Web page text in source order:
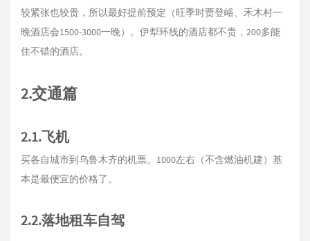
较紧张也较贵，所以最好提前预定（旺季时贾登峪、禾木村一
晚酒店会1500-3000一晚）。伊犁环线的酒店都不贵，200多能
住不错的酒店。
2.交通篇
2.1.飞机
买各自城市到乌鲁木齐的机票。1000左右（不含燃油机建）基
本是最便宜的价格了。
2.2.落地租车自驾